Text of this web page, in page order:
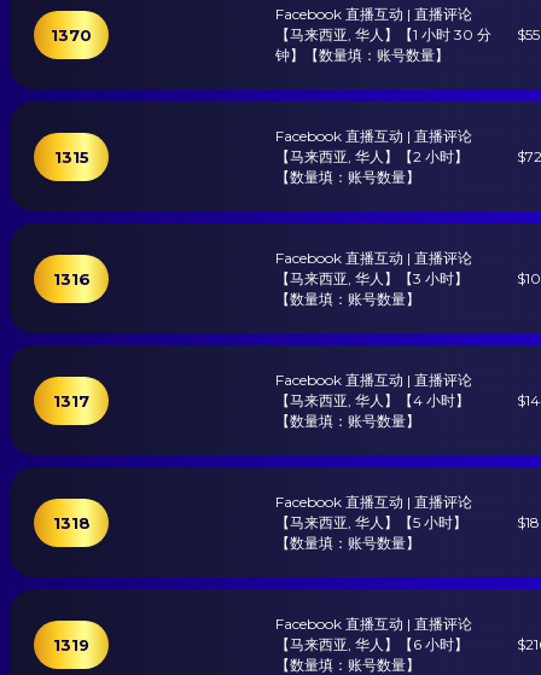
1370
Facebook 直播互动 | 直播评论
【马来西亚, 华人】【1 小时 30 分
钟】【数量填：账号数量】
1315
Facebook 直播互动 | 直播评论
【马来西亚, 华人】【2 小时】
【数量填：账号数量】
1316
Facebook 直播互动 | 直播评论
【马来西亚, 华人】【3 小时】
【数量填：账号数量】
1317
Facebook 直播互动 | 直播评论
【马来西亚, 华人】【4 小时】
【数量填：账号数量】
1318
Facebook 直播互动 | 直播评论
【马来西亚, 华人】【5 小时】
【数量填：账号数量】
1319
Facebook 直播互动 | 直播评论
【马来西亚, 华人】【6 小时】
【数量填：账号数量】